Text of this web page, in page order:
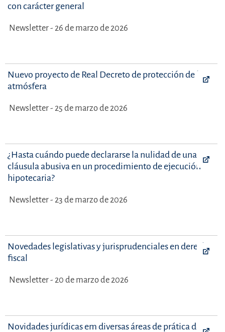
con carácter general
Newsletter - 26 de marzo de 2026
Nuevo proyecto de Real Decreto de protección de la
atmósfera
Newsletter - 25 de marzo de 2026
¿Hasta cuándo puede declararse la nulidad de una
cláusula abusiva en un procedimiento de ejecución
hipotecaria?
Newsletter - 23 de marzo de 2026
Novedades legislativas y jurisprudenciales en derecho
fiscal
Newsletter - 20 de marzo de 2026
Novidades jurídicas em diversas áreas de prática do